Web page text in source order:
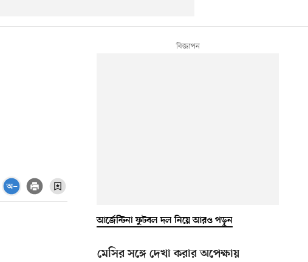
আর্জেন্টিনা ফুটবল দল নিয়ে আরও পড়ুন
মেসির সঙ্গে দেখা করার অপেক্ষায়